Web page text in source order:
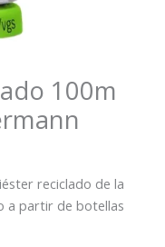
100m
reciclado de la
a partir de botellas